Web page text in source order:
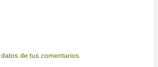
de tus comentarios.